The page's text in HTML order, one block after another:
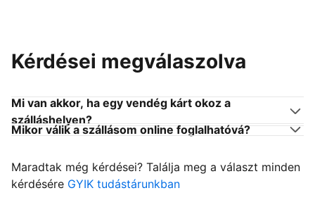
Kérdései megválaszolva
Mi van akkor, ha egy vendég kárt okoz a
szálláshelyen?
Mikor válik a szállásom online foglalhatóvá?
Maradtak még kérdései? Találja meg a választ minden
kérdésére GYIK tudástárunkban